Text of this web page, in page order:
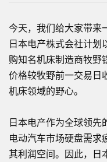
今天，我们给大家带来
日本电产株式会社计
购知名机床制造商牧野
价格较牧野前一交易日
机床领域的野心。
日本电产作为全球领先
电动汽车市场硬盘需求
其利润空间。因此，日